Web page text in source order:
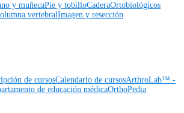
y muñecaPie y tobilloCaderaOrtobiológicos
vertebralImagen y resección
de cursosCalendario de cursosArthroLab™ -
de educación médicaOrthoPedia